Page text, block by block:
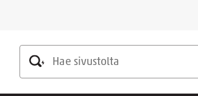
Hae sivustolta